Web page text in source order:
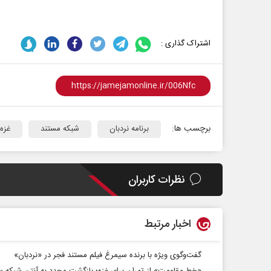
اشتراک گذاری :
برچسب ها: برنامه نردبان شبکه مستند غزه
نظرات کاربران
اخبار مرتبط
گفت‌وگوی ویژه با برنده‌ سیمرغ فیلم مستند فجر در «نردبان»